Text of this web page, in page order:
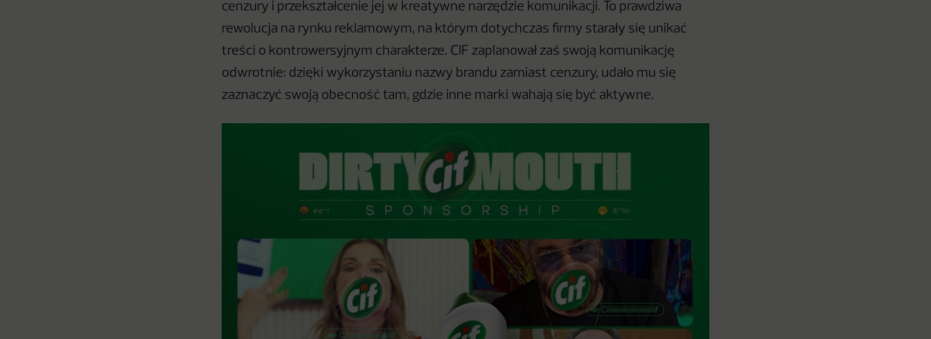
cenzury i przekształcenie jej w kreatywne narzędzie komunikacji. To prawdziwa
rewolucja na rynku reklamowym, na którym dotychczas firmy starały się unikać
treści o kontrowersyjnym charakterze. CIF zaplanował zaś swoją komunikację
odwrotnie: dzięki wykorzystaniu nazwy brandu zamiast cenzury, udało mu się
zaznaczyć swoją obecność tam, gdzie inne marki wahają się być aktywne.